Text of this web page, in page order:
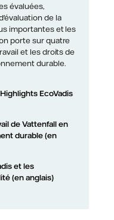
évaluées,
de la
importantes et les
porte sur quatre
et les droits de
durable.
EcoVadis
de Vattenfall en
durable (en
et les
(en anglais)